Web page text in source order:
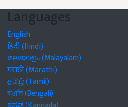
Languages
English
हिंदी (Hindi)
മലയാളം (Malayalam)
मराठी (Marathi)
தமிழ் (Tamil)
বাঙালি (Bengali)